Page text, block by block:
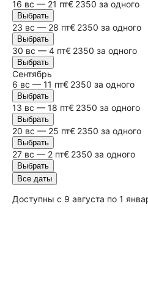
16 вс — 21 пт€ 2350 за одного
Выбрать
23 вс — 28 пт€ 2350 за одного
Выбрать
30 вс — 4 пт€ 2350 за одного
Выбрать
Сентябрь
6 вс — 11 пт€ 2350 за одного
Выбрать
13 вс — 18 пт€ 2350 за одного
Выбрать
20 вс — 25 пт€ 2350 за одного
Выбрать
27 вс — 2 пт€ 2350 за одного
Выбрать
Все даты
Доступны с 9 августа по 1